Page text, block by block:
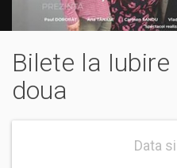
Bilete la
doua
Data